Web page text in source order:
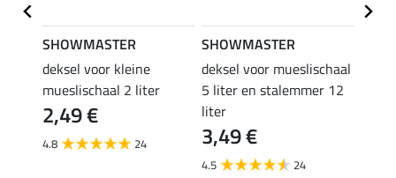
SHOWMASTER
deksel voor kleine
mueslischaal 2 liter
2,49 €
4.8 24
SHOWMASTER
deksel voor mueslischaal
5 liter en stalemmer 12
liter
3,49 €
4.5 24